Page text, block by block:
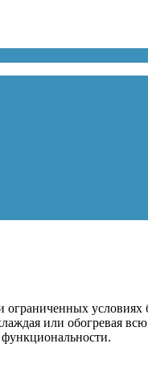
ограниченных
или обогревая